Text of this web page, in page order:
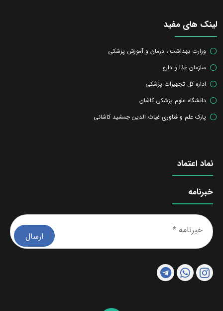
لینک های مفید
وزارت بهداشت ، درمان و آموزش پزشکی
سازمان غذا و دارو
اداره کل تجهیزات پزشکی
دانشگاه علوم پزشکی کاشان
پارک علم و فناوری غیاث الدین جمشید کاشانی
نماد اعتماد
خبرنامه
*